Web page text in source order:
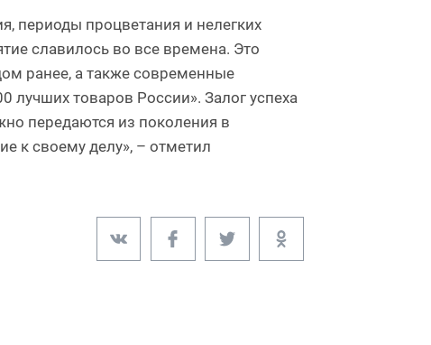
периоды процветания и нелегких
славилось во все времена. Это
ранее, а также современные
товаров России». Залог успеха
передаются из поколения в
к своему делу», – отметил